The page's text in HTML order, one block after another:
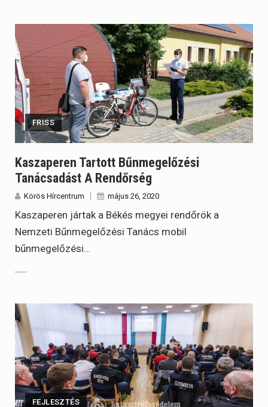
FRISS
Kaszaperen Tartott Bűnmegelőzési
Tanácsadást A Rendőrség
Körös Hírcentrum május 26, 2020
Kaszaperen jártak a Békés megyei rendőrök a
Nemzeti Bűnmegelőzési Tanács mobil
bűnmegelőzési…
FEJLESZTÉS